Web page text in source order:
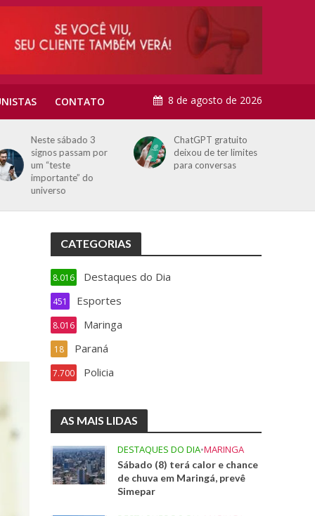
CONTATO 8 de agosto de 2026
ChatGPT gratuito
deixou de ter limites
para conversas
Líder supremo do Irã
estaria “em estado
extremamente
CATEGORIAS
Destaques do Dia
8.016
Esportes
451
Maringa
8.016
Paraná
18
Policia
7.700
AS MAIS LIDAS
DESTAQUES DO DIA•MARINGA
Sábado (8) terá calor e chance
de chuva em Maringá, prevê
Simepar